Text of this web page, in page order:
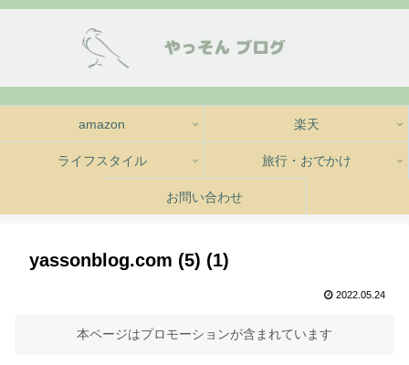
amazon 楽天
ライフスタイル 旅行・おでかけ
お問い合わせ
yassonblog.com (5) (1)
2022.05.24
本ページはプロモーションが含まれています